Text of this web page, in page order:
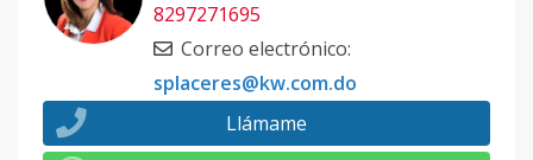
8297271695
Correo electrónico:
splaceres@kw.com.do
Llámame